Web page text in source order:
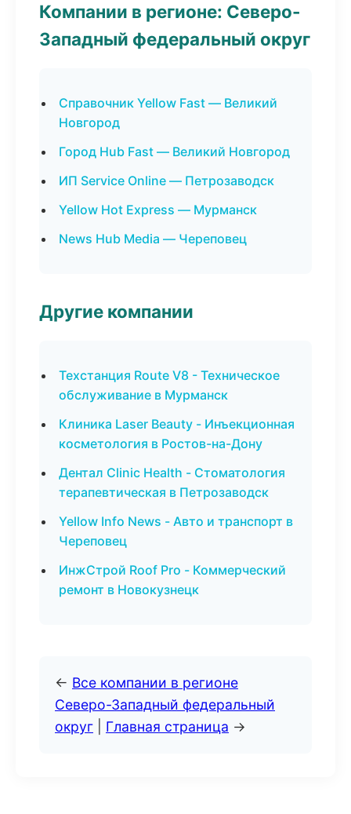
Компании в регионе: Северо-
Западный федеральный округ
Справочник Yellow Fast — Великий
Новгород
Город Hub Fast — Великий Новгород
ИП Service Online — Петрозаводск
Yellow Hot Express — Мурманск
News Hub Media — Череповец
Другие компании
Техстанция Route V8 - Техническое
обслуживание в Мурманск
Клиника Laser Beauty - Инъекционная
косметология в Ростов-на-Дону
Дентал Clinic Health - Стоматология
терапевтическая в Петрозаводск
Yellow Info News - Авто и транспорт в
Череповец
ИнжСтрой Roof Pro - Коммерческий
ремонт в Новокузнецк
← Все компании в регионе
Северо-Западный федеральный
округ
Главная страница →